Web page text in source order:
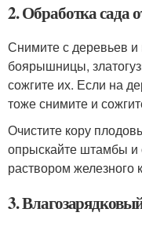
2. Обработка сада
Снимите с деревьев и
боярышницы,
сожгите их. Если на
тоже снимите и
Очистите кору
опрыскайте штамбы и
раствором железного
3.